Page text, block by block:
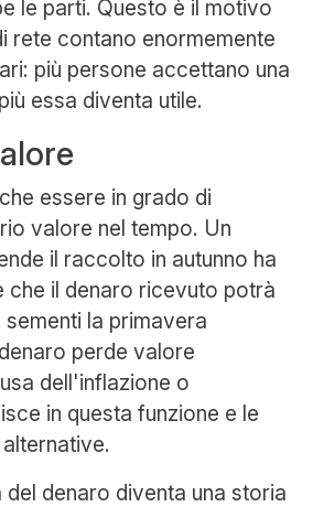
le parti. Questo è il motivo
rete contano enormemente
più persone accettano una
essa diventa utile.
essere in grado di
valore nel tempo. Un
il raccolto in autunno ha
che il denaro ricevuto potrà
la primavera
perde valore
dell'inflazione o
in questa funzione e le
del denaro diventa una storia